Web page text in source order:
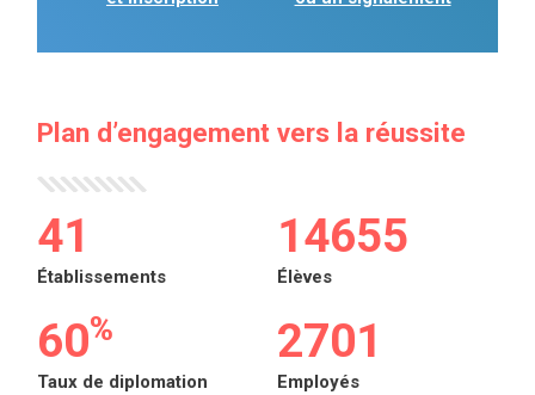
Plan d’engagement vers la réussite
53
Établissements
18933
Élèves
78%
Taux de diplomation
3489
Employés